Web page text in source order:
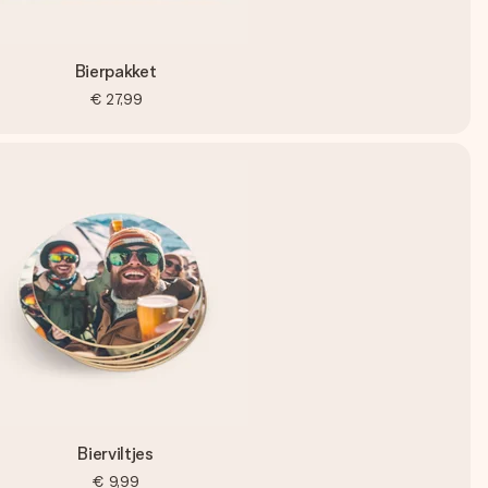
Bierpakket
€ 27,99
Bierviltjes
€ 9,99